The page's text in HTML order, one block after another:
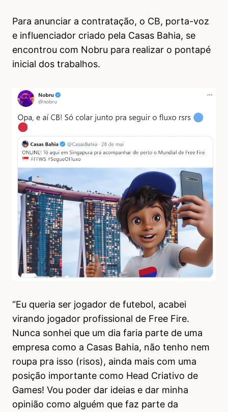
Para anunciar a contratação, o CB, porta-voz
e influenciador criado pela Casas Bahia, se
encontrou com Nobru para realizar o pontapé
inicial dos trabalhos.
“Eu queria ser jogador de futebol, acabei
virando jogador profissional de Free Fire.
Nunca sonhei que um dia faria parte de uma
empresa como a Casas Bahia, não tenho nem
roupa pra isso (risos), ainda mais com uma
posição importante como Head Criativo de
Games! Vou poder dar ideias e dar minha
opinião como alguém que faz parte da